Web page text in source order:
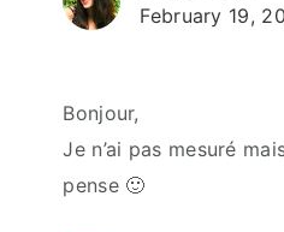
February 19,
Bonjour,
Je n’ai pas mesuré
pense 🙂